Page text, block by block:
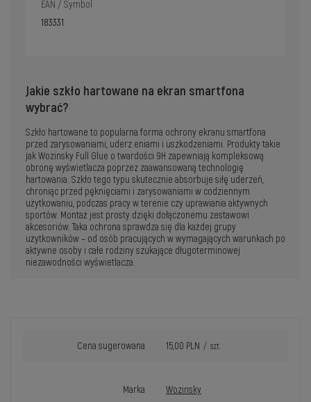
EAN / Symbol
183331
Jakie szkło hartowane na ekran smartfona
wybrać?
Szkło hartowane to popularna forma ochrony ekranu smartfona
przed zarysowaniami, uderz eniami i uszkodzeniami. Produkty takie
jak Wozinsky Full Glue o twardości 9H zapewniają kompleksową
obronę wyświetlacza poprzez zaawansowaną technologię
hartowania. Szkło tego typu skutecznie absorbuje siłę uderzeń,
chroniąc przed pęknięciami i zarysowaniami w codziennym
użytkowaniu, podczas pracy w terenie czy uprawiania aktywnych
sportów. Montaż jest prosty dzięki dołączonemu zestawowi
akcesoriów. Taka ochrona sprawdza się dla każdej grupy
użytkowników – od osób pracujących w wymagających warunkach po
aktywne osoby i całe rodziny szukające długoterminowej
niezawodności wyświetlacza.
Cena sugerowana 15,00 PLN / szt.
Marka Wozinsky